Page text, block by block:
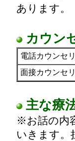
あります。
カウン
電話カウンセ
面接カウンセ
主な療
※お話の内
いきます。